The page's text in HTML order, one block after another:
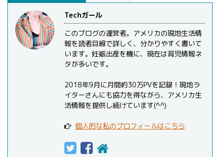
Techガール
このブログの運営者。アメリカの現地生活情
報を読者目線で詳しく、分かりやすく書いて
います。妊娠出産を機に、現在は育児情報ネ
タが多いです。
2018年9月に月間約30万PVを記録！現地ラ
イターさんにも協力を得ながら、アメリカ生
活情報を提供し続けています(^^)
個人的な私のプロフィールはこちら